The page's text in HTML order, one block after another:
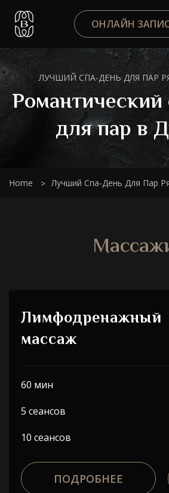
ОНЛАЙН
ЛУЧШИЙ СПА-ДЕНЬ ДЛЯ ПАР
для пар в
Home Лучший Спа-День Для Пар
Лимфодренажный
массаж
60 мин
5 сеансов
10 сеансов
ПОДРОБНЕЕ